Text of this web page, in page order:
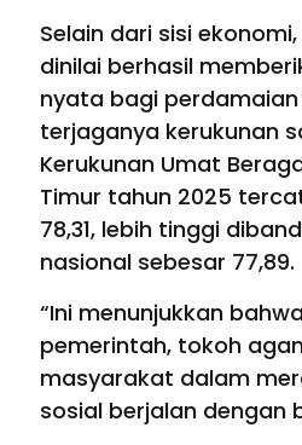
Selain dari sisi
dinilai berhasil
nyata bagi perdamaian
terjaganya kerukunan
Kerukunan Umat
Timur tahun 2025
78,31, lebih tinggi
nasional sebesar 77,89.
“Ini menunjukkan
pemerintah, tokoh
masyarakat dalam
sosial berjalan dengan